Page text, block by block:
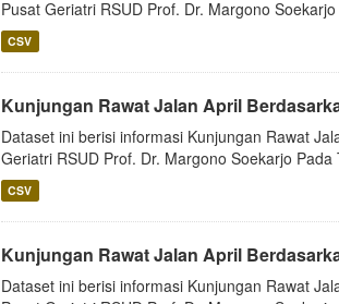
Pusat Geriatri RSUD Prof. Dr. Margono
CSV
Kunjungan Rawat Jalan April
Dataset ini berisi informasi Kunjungan Rawat
Geriatri RSUD Prof. Dr. Margono Soekarjo Pada
CSV
Kunjungan Rawat Jalan April
Dataset ini berisi informasi Kunjungan Rawat